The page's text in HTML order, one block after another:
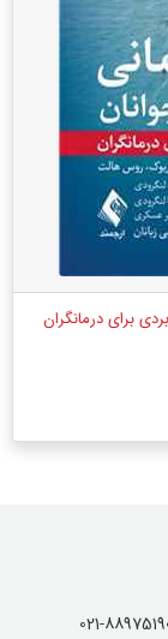
برای درمانگران